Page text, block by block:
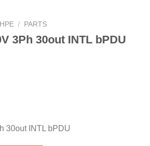
HPE / PARTS
3Ph 30out INTL bPDU
30out INTL bPDU